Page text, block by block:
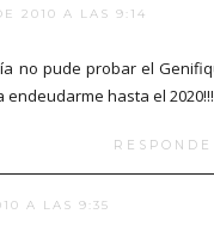
2010 A LAS 9:14
no pude probar el
endeudarme hasta el
A LAS 9:35